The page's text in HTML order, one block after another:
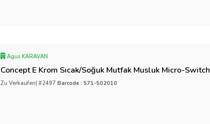
Agus KARAVAN
Concept E Krom Sıcak/Soğuk Mutfak Musluk Micro-Switch
Zu Verkaufen| #2497Barcode : 571-502010